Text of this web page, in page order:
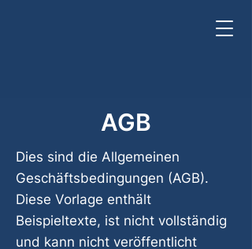
AGB
Dies sind die Allgemeinen
Geschäftsbedingungen (AGB).
Diese Vorlage enthält
Beispieltexte, ist nicht vollständig
und kann nicht veröffentlicht